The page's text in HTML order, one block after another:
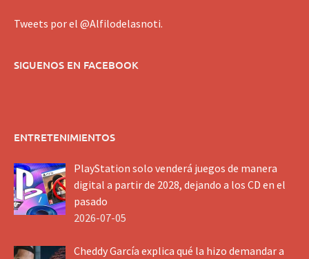
Tweets por el @Alfilodelasnoti.
SIGUENOS EN FACEBOOK
ENTRETENIMIENTOS
PlayStation solo venderá juegos de manera
digital a partir de 2028, dejando a los CD en el
pasado
2026-07-05
Cheddy García explica qué la hizo demandar a